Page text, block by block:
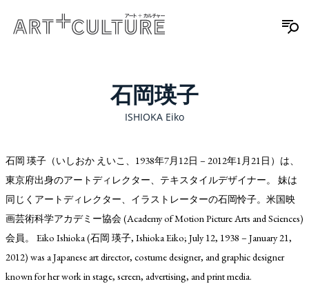
石岡瑛子
ISHIOKA Eiko
石岡 瑛子（いしおか えいこ、1938年7月12日 – 2012年1月21日）は、
東京府出身のアートディレクター、テキスタイルデザイナー。 妹は
同じくアートディレクター、イラストレーターの石岡怜子。米国映
画芸術科学アカデミー協会 (Academy of Motion Picture Arts and Sciences)
会員。 Eiko Ishioka (石岡 瑛子, Ishioka Eiko; July 12, 1938 – January 21,
2012) was a Japanese art director, costume designer, and graphic designer
known for her work in stage, screen, advertising, and print media.